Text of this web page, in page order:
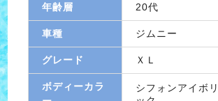
年齢層 20代
車種 ジムニー
グレード ＸＬ
ボディーカラ
シフォンアイボ